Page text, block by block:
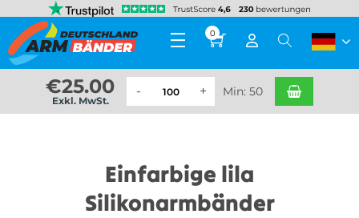
0
€25.00
Exkl. MwSt.
Min: 50
Einfarbige lila
Silikonarmbänder